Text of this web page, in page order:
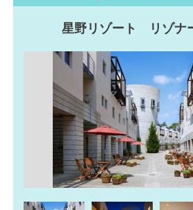
星野リゾート リゾナ